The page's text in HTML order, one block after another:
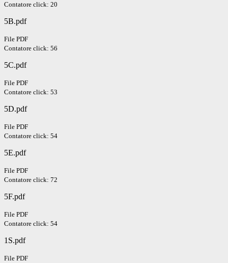
Contatore click: 20
5B.pdf
File PDF
Contatore click: 56
5C.pdf
File PDF
Contatore click: 53
5D.pdf
File PDF
Contatore click: 54
5E.pdf
File PDF
Contatore click: 72
5F.pdf
File PDF
Contatore click: 54
1S.pdf
File PDF